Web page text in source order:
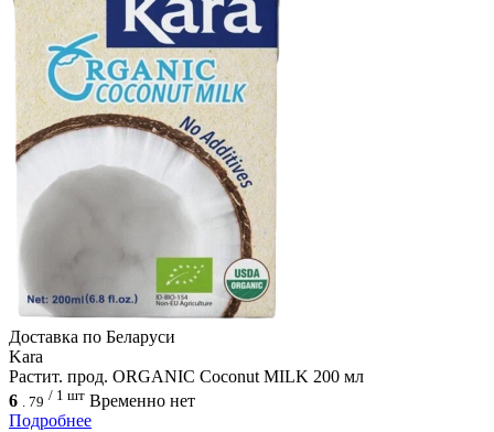
Доcтавка по Беларуси
Kara
Растит. прод. ORGANIC Coconut MILK 200 мл
6 . 79 / 1 шт Временно нет
Подробнее